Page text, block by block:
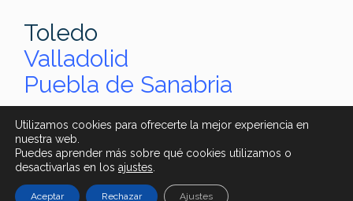
Toledo
Valladolid
Puebla de Sanabria
Utilizamos cookies para ofrecerte la mejor experiencia en
nuestra web.
Puedes aprender más sobre qué cookies utilizamos o
desactivarlas en los ajustes
Aceptar Rechazar Ajustes